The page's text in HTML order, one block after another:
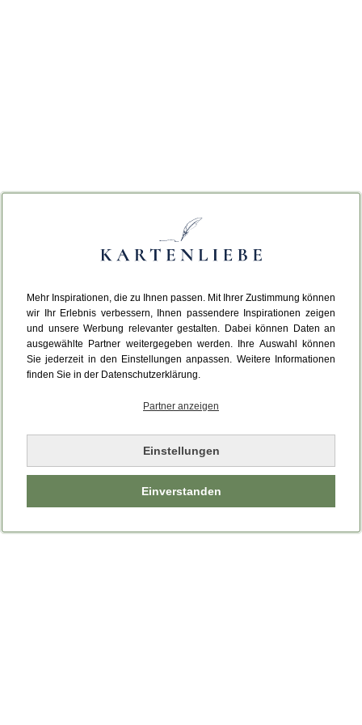
Mehr Inspirationen, die zu Ihnen passen. Mit Ihrer Zustimmung können
wir Ihr Erlebnis verbessern, Ihnen passendere Inspirationen zeigen
und unsere Werbung relevanter gestalten. Dabei können Daten an
ausgewählte Partner weitergegeben werden. Ihre Auswahl können
Sie jederzeit in den Einstellungen anpassen. Weitere Informationen
finden Sie in der Datenschutzerklärung.
Partner anzeigen
Einstellungen
Einverstanden